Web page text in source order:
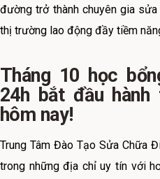
đường trở thành chuyên gia
thị trường lao động đầy tiềm
Tháng 10 học
24h bắt đầu
hôm nay!
Trung Tâm Đào Tạo Sửa Chữa
trong những địa chỉ uy tín với